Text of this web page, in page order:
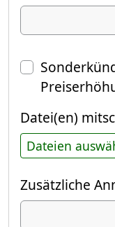
Datum
Datei(en)
Dateien
Zusätzliche